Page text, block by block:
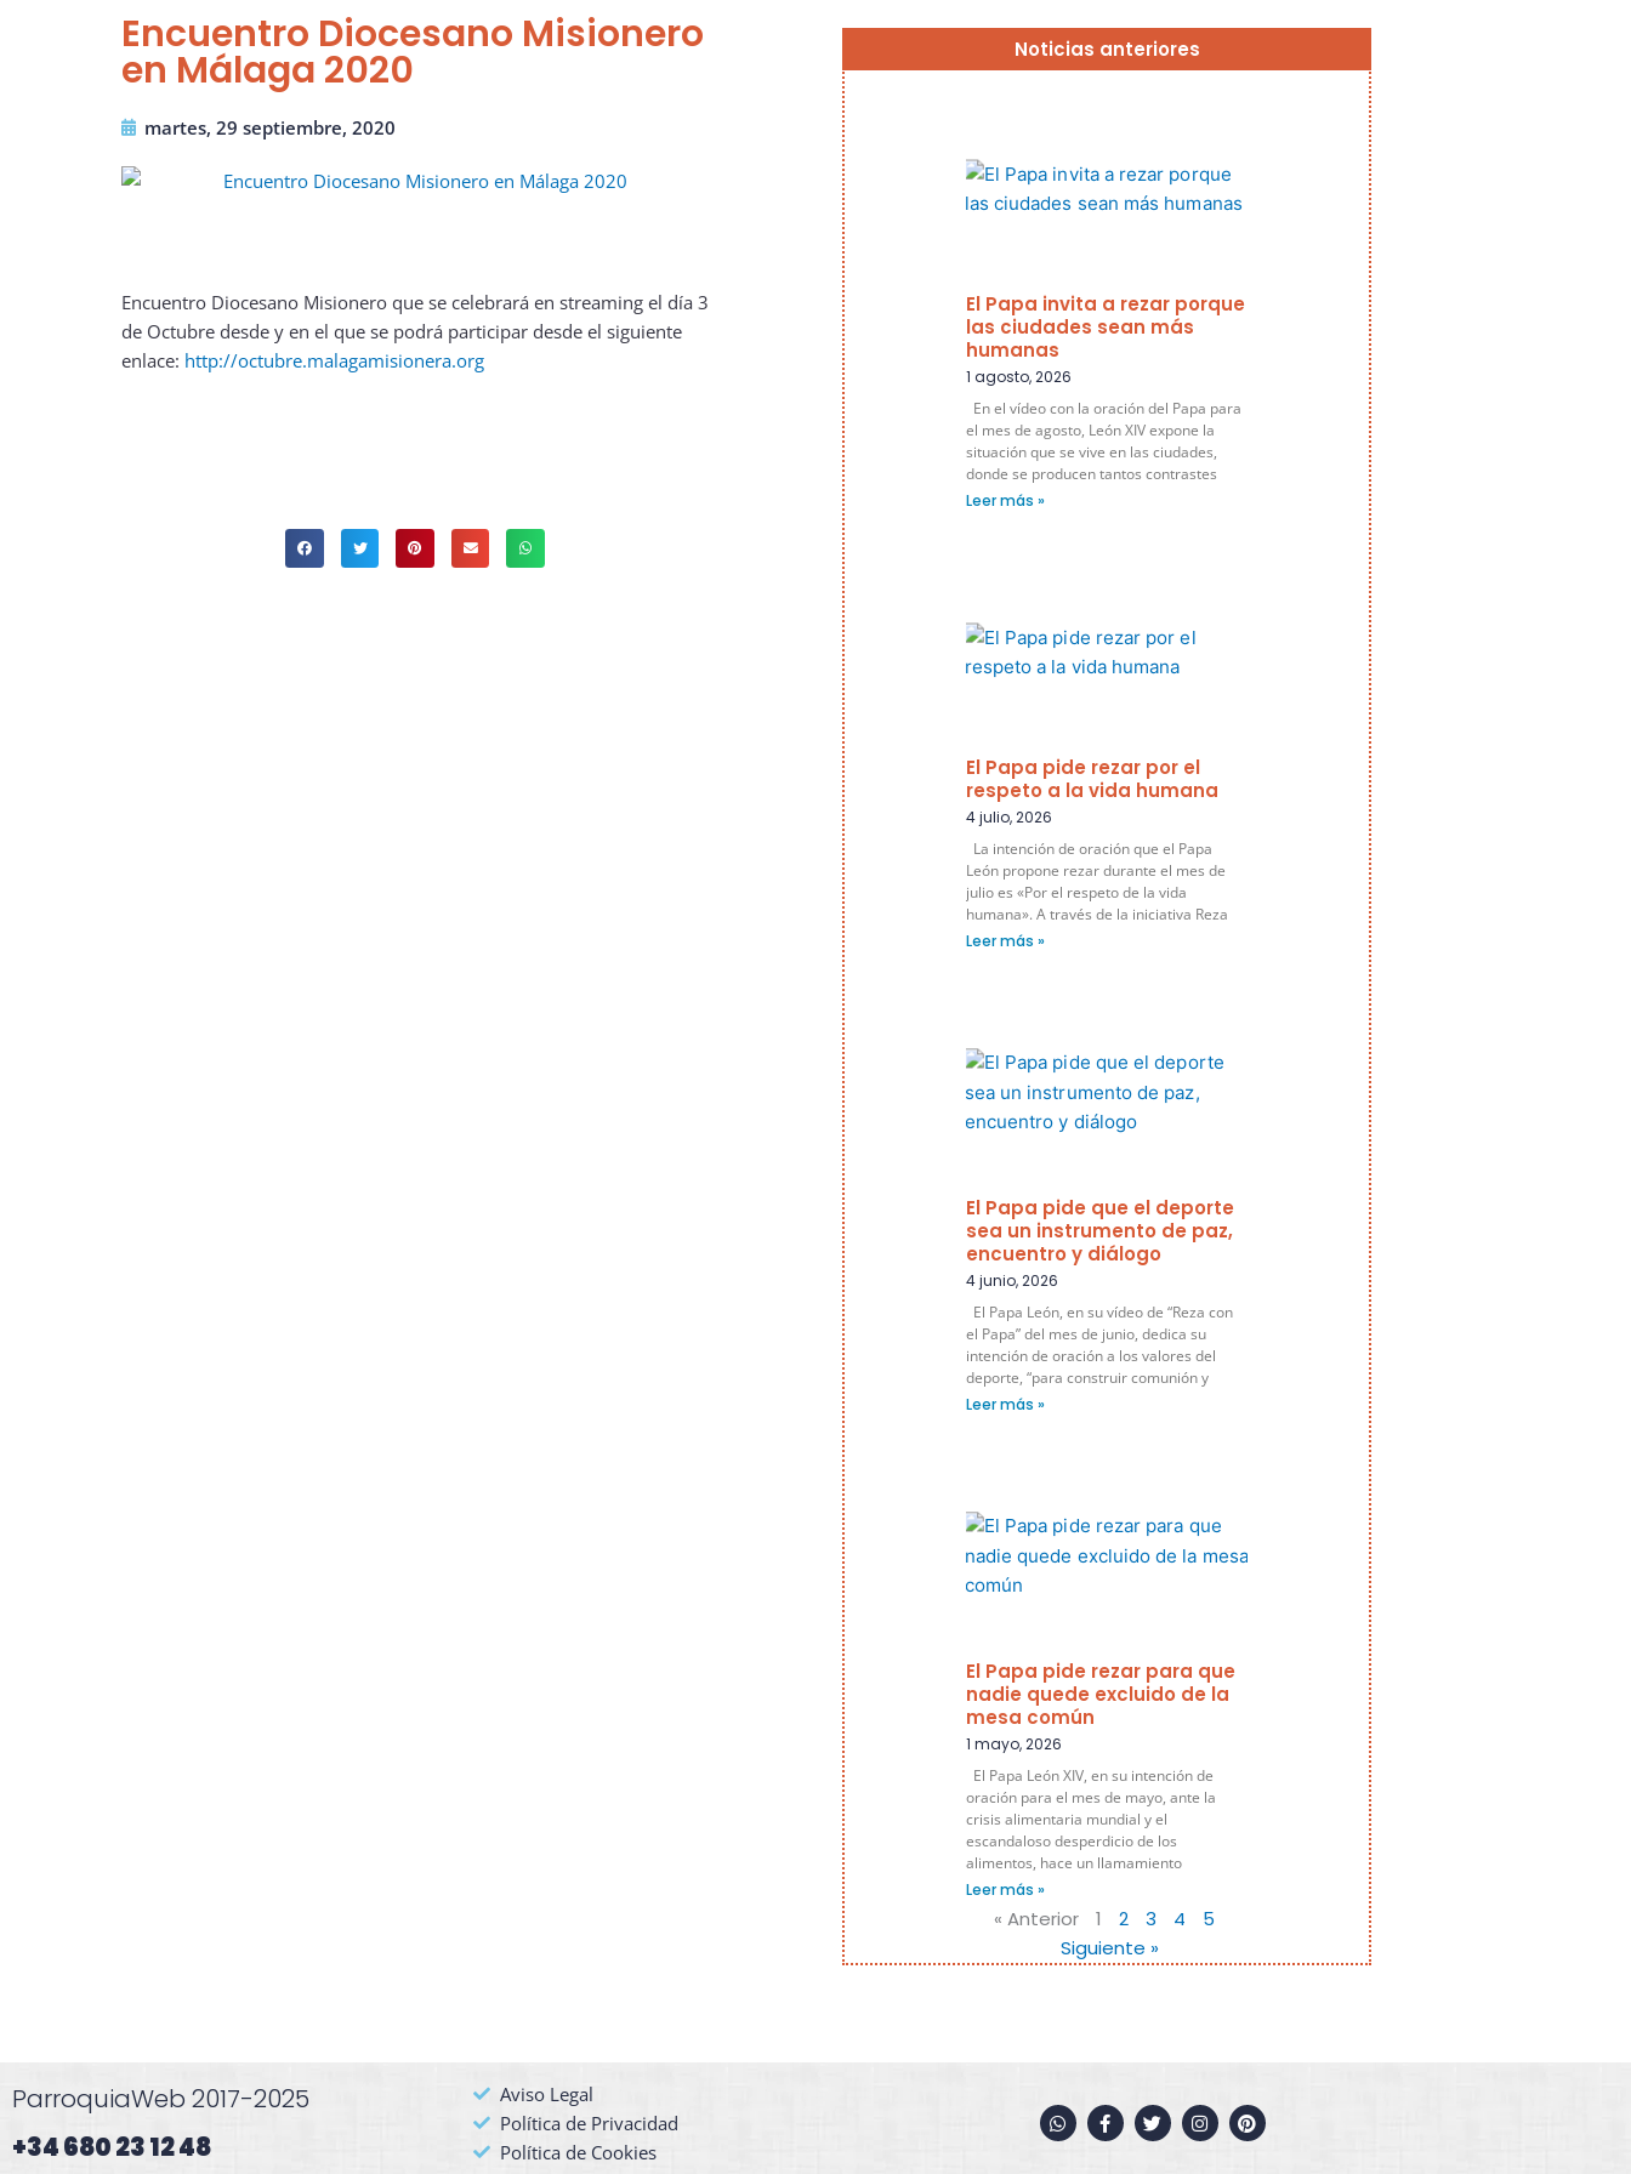
Encuentro Diocesano Misionero
en Málaga 2020
martes, 29 septiembre, 2020
Encuentro Diocesano Misionero que se celebrará en streaming el día 3
de Octubre desde y en el que se podrá participar desde el siguiente
enlace: http://octubre.malagamisionera.org
Noticias anteriores
El Papa invita a rezar porque
las ciudades sean más
humanas
1 agosto, 2026
En el vídeo con la oración del Papa para
el mes de agosto, León XIV expone la
situación que se vive en las ciudades,
donde se producen tantos contrastes
Leer más »
El Papa pide rezar por el
respeto a la vida humana
4 julio, 2026
La intención de oración que el Papa
León propone rezar durante el mes de
julio es «Por el respeto de la vida
humana». A través de la iniciativa Reza
Leer más »
El Papa pide que el deporte
sea un instrumento de paz,
encuentro y diálogo
4 junio, 2026
El Papa León, en su vídeo de “Reza con
el Papa” del mes de junio, dedica su
intención de oración a los valores del
deporte, “para construir comunión y
Leer más »
El Papa pide rezar para que
nadie quede excluido de la
mesa común
1 mayo, 2026
El Papa León XIV, en su intención de
oración para el mes de mayo, ante la
crisis alimentaria mundial y el
escandaloso desperdicio de los
alimentos, hace un llamamiento
Leer más »
« Anterior
Página
1
Página
2
Página
3
Página
4
5
Siguiente »
ParroquiaWeb 2017-2025
+34 680 23 12 48​
Aviso Legal
Política de Privacidad
Política de Cookies
W
h
F
a
T
w
I
n
P
i